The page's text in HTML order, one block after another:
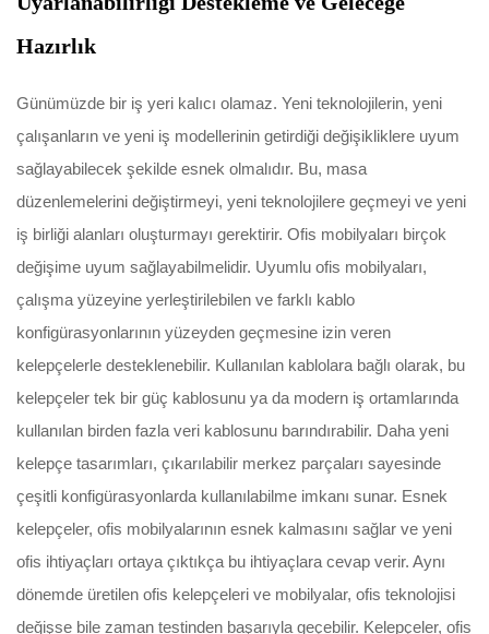
Hazırlık
Günümüzde bir iş yeri kalıcı olamaz. Yeni teknolojilerin, yeni
çalışanların ve yeni iş modellerinin getirdiği değişikliklere uyum
sağlayabilecek şekilde esnek olmalıdır. Bu, masa
düzenlemelerini değiştirmeyi, yeni teknolojilere geçmeyi ve yeni
iş birliği alanları oluşturmayı gerektirir. Ofis mobilyaları birçok
değişime uyum sağlayabilmelidir. Uyumlu ofis mobilyaları,
çalışma yüzeyine yerleştirilebilen ve farklı kablo
konfigürasyonlarının yüzeyden geçmesine izin veren
kelepçelerle desteklenebilir. Kullanılan kablolara bağlı olarak, bu
kelepçeler tek bir güç kablosunu ya da modern iş ortamlarında
kullanılan birden fazla veri kablosunu barındırabilir. Daha yeni
kelepçe tasarımları, çıkarılabilir merkez parçaları sayesinde
çeşitli konfigürasyonlarda kullanılabilme imkanı sunar. Esnek
kelepçeler, ofis mobilyalarının esnek kalmasını sağlar ve yeni
ofis ihtiyaçları ortaya çıktıkça bu ihtiyaçlara cevap verir. Aynı
dönemde üretilen ofis kelepçeleri ve mobilyalar, ofis teknolojisi
değişse bile zaman testinden başarıyla geçebilir. Kelepçeler, ofis